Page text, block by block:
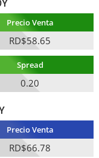
Precio Venta
RD$58.65
Spread
0.20
Precio Venta
RD$66.78